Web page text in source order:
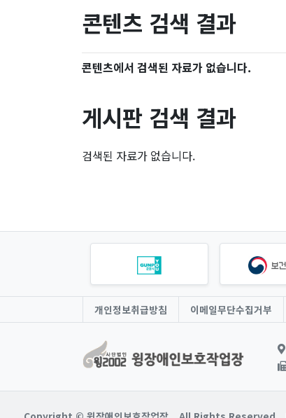
콘텐츠 검색 결과
콘텐츠에서 검색된 자료가 없습니다.
게시판 검색 결과
검색된 자료가 없습니다.
개인정보취급방침 이메일무단수집거부